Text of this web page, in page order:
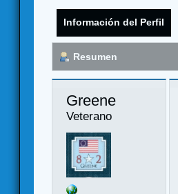
Información del Perfil
Resumen
Greene
Veterano